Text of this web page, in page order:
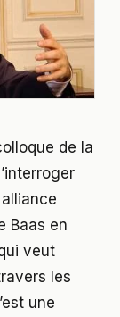
de la
Baas en
veut
les
une